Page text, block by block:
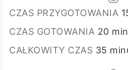
CZAS PRZYGOTOWANIA
CZAS GOTOWANIA 20
CAŁKOWITY CZAS 35